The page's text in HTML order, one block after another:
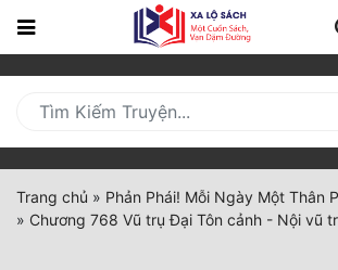
Trang
Mới
Cập
Nhật
(current)
Trang chủ » Phản Phái! Mỗi Ngày Một Thân
» Chương 768 Vũ trụ Đại Tôn cảnh - Nội vũ